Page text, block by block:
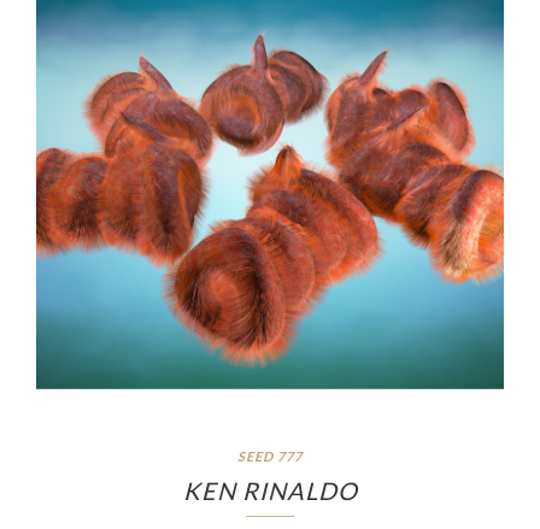
SEED 777
KEN RINALDO